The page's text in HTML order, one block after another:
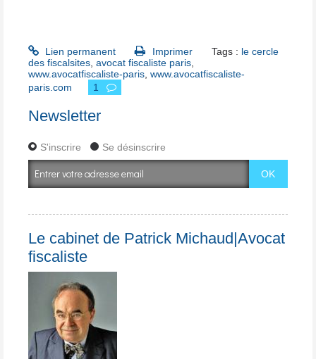
Lien permanent Imprimer Tags : le cercle
des fiscalsites avocat fiscaliste paris
www.avocatfiscaliste-paris www.avocatfiscaliste-
paris.com
1
Newsletter
S'inscrire Se désinscrire
Le cabinet de Patrick Michaud|Avocat
fiscaliste